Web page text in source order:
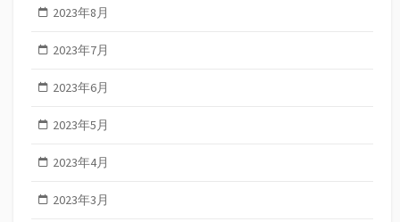
2023年8月
2023年7月
2023年6月
2023年5月
2023年4月
2023年3月